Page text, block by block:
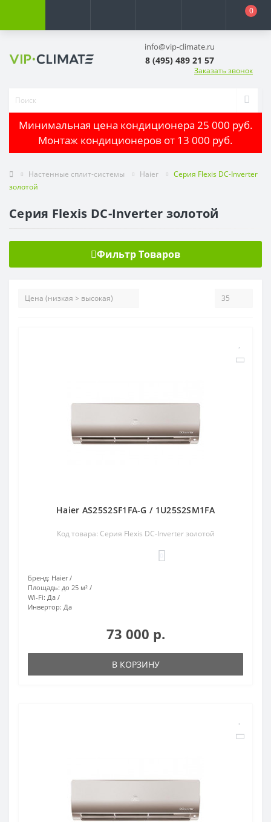
0
info@vip-climate.ru
8 (495) 489 21 57
Заказать звонок
Минимальная цена кондиционера 25 000 руб.
Монтаж кондиционеров от 13 000 руб.
Настенные сплит-системы Haier
Серия Flexis DC-Inverter
золотой
Серия Flexis DC-Inverter золотой
Фильтр Товаров
Haier AS25S2SF1FA-G / 1U25S2SM1FA
Код товара: Серия Flexis DC-Inverter золотой
Бренд: Haier
Площадь: до 25 м²
Wi-Fi: Да
Инвертор: Да
73 000 р.
В КОРЗИНУ